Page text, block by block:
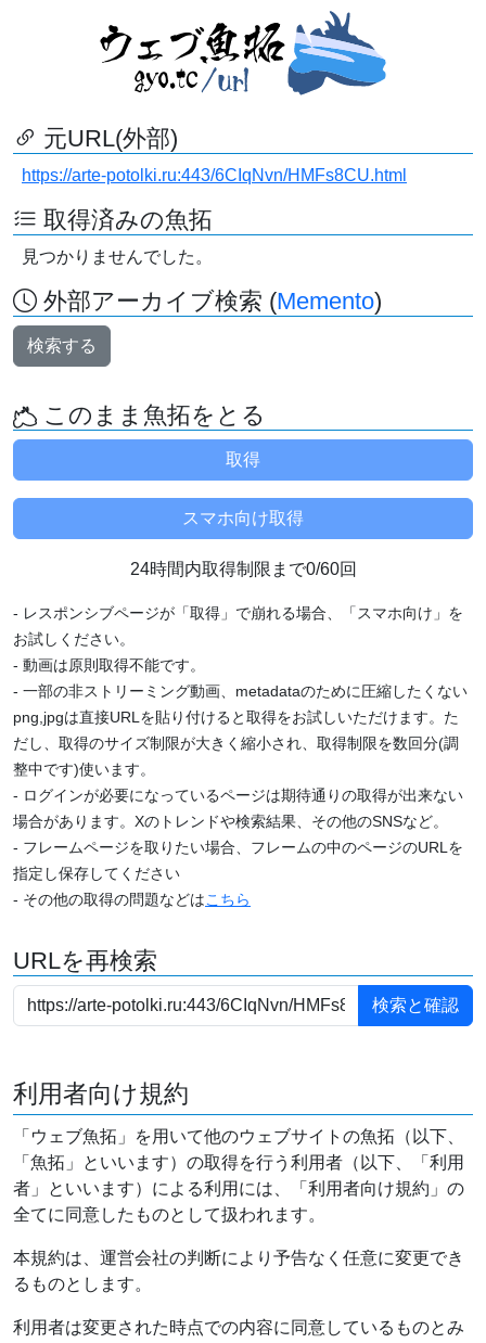
元URL(外部)
https://arte-potolki.ru:443/6CIqNvn/HMFs8CU.html
取得済みの魚拓
見つかりませんでした。
外部アーカイブ検索 (Memento)
検索する
このまま魚拓をとる
24時間内取得制限まで0/60回
- レスポンシブページが「取得」で崩れる場合、「スマホ向け」を
お試しください。
- 動画は原則取得不能です。
- 一部の非ストリーミング動画、metadataのために圧縮したくない
png,jpgは直接URLを貼り付けると取得をお試しいただけます。た
だし、取得のサイズ制限が大きく縮小され、取得制限を数回分(調
整中です)使います。
- ログインが必要になっているページは期待通りの取得が出来ない
場合があります。Xのトレンドや検索結果、その他のSNSなど。
- フレームページを取りたい場合、フレームの中のページのURLを
指定し保存してください
- その他の取得の問題などはこちら
URLを再検索
利用者向け規約
「ウェブ魚拓」を用いて他のウェブサイトの魚拓（以下、
「魚拓」といいます）の取得を行う利用者（以下、「利用
者」といいます）による利用には、「利用者向け規約」の
全てに同意したものとして扱われます。
本規約は、運営会社の判断により予告なく任意に変更でき
るものとします。
利用者は変更された時点での内容に同意しているものとみ